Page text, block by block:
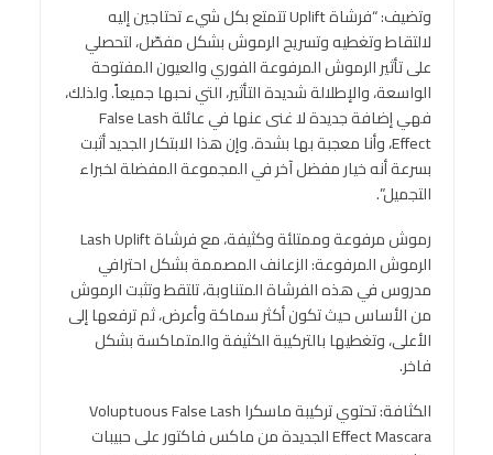
وتضيف: “فرشاة Uplift تتمتع بكل شيء تحتاجين إليه
لالتقاط وتغطيه وتسريح الرموش بشكل مفصّل، لتحصلي
على تأثير الرموش المرفوعة الفوري والعيون المفتوحة
الواسعة، والإطلالة شديدة التأثير، التي نحبها جميعاً. ولذلك،
فهي إضافة جديدة لا غنى عنها في عائلة False Lash
Effect، وأنا معجبة بها بشدة. وإن هذا الابتكار الجديد أثبت
بسرعة أنه خيار مفضل آخر في المجموعة المفضلة لخبراء
التجميل”.
رموش مرفوعة وممتلئة وكثيفة، مع فرشاة Lash Uplift
الرموش المرفوعة: الزعانف المصممة بشكل احترافي
مدروس في هذه الفرشاة المتناوبة، تلتقط وتثبت الرموش
من الأساس حيث تكون أكثر سماكة وأعرض، ثم ترفعها إلى
الأعلى، وتغطيها بالتركيبة الكثيفة والمتماكسة بشكل
فاخر.
الكثافة: تحتوي تركيبة ماسكرا Voluptuous False Lash
Effect Mascara الجديدة من ماكس فاكتور على حبيبات